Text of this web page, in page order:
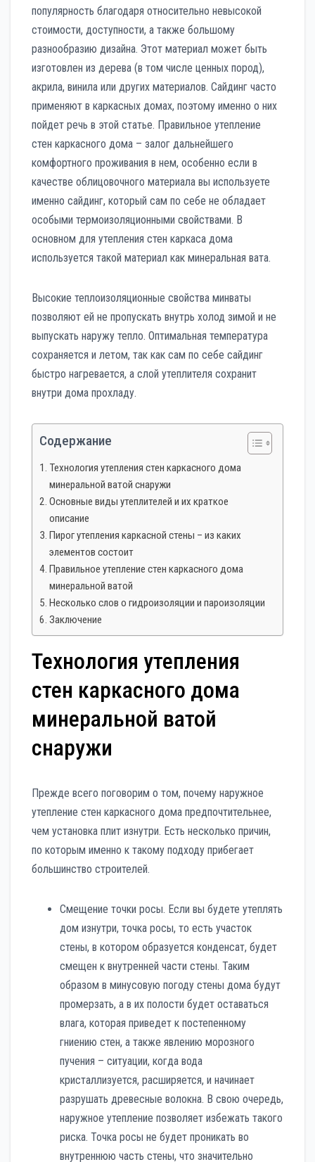
популярность благодаря относительно невысокой
стоимости, доступности, а также большому
разнообразию дизайна. Этот материал может быть
изготовлен из дерева (в том числе ценных пород),
акрила, винила или других материалов. Сайдинг часто
применяют в каркасных домах, поэтому именно о них
пойдет речь в этой статье. Правильное утепление
стен каркасного дома – залог дальнейшего
комфортного проживания в нем, особенно если в
качестве облицовочного материала вы используете
именно сайдинг, который сам по себе не обладает
особыми термоизоляционными свойствами. В
основном для утепления стен каркаса дома
используется такой материал как минеральная вата.
Высокие теплоизоляционные свойства минваты
позволяют ей не пропускать внутрь холод зимой и не
выпускать наружу тепло. Оптимальная температура
сохраняется и летом, так как сам по себе сайдинг
быстро нагревается, а слой утеплителя сохранит
внутри дома прохладу.
Содержание
Технология утепления стен каркасного дома
минеральной ватой снаружи
Основные виды утеплителей и их краткое
описание
Пирог утепления каркасной стены – из каких
элементов состоит
Правильное утепление стен каркасного дома
минеральной ватой
Несколько слов о гидроизоляции и пароизоляции
Заключение
Технология утепления
стен каркасного дома
минеральной ватой
снаружи
Прежде всего поговорим о том, почему наружное
утепление стен каркасного дома предпочтительнее,
чем установка плит изнутри. Есть несколько причин,
по которым именно к такому подходу прибегает
большинство строителей.
Смещение точки росы. Если вы будете утеплять
дом изнутри, точка росы, то есть участок
стены, в котором образуется конденсат, будет
смещен к внутренней части стены. Таким
образом в минусовую погоду стены дома будут
промерзать, а в их полости будет оставаться
влага, которая приведет к постепенному
гниению стен, а также явлению морозного
пучения – ситуации, когда вода
кристаллизуется, расширяется, и начинает
разрушать древесные волокна. В свою очередь,
наружное утепление позволяет избежать такого
риска. Точка росы не будет проникать во
внутреннюю часть стены, что значительно